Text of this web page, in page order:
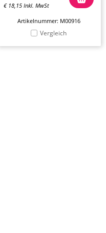
€ 18,15 Inkl. MwSt
Artikelnummer: M00916
Vergleich